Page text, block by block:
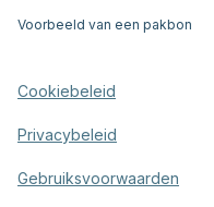
Voorbeeld van een pakbon
Cookiebeleid
Privacybeleid
Gebruiksvoorwaarden